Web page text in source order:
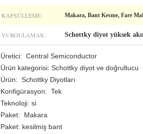
KAPSÜLLEME: Makara, Bant Kesme, Fare
VURGULAMAK: Schottky diyot yüksek
Üretici: Central Semiconductor
Ürün kategorisi: Schottky diyot ve doğrultucu
Ürün: Schottky Diyotları
Konfigürasyon: Tek
Teknoloji: si
Paket:
Makara
Paket: kesilmiş bant